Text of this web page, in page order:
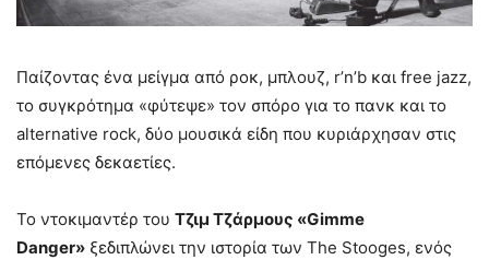
Παίζοντας ένα μείγμα από ροκ, μπλουζ, r’n’b και free jazz,
το συγκρότημα «φύτεψε» τον σπόρο για το πανκ και το
alternative rock, δύο μουσικά είδη που κυριάρχησαν στις
επόμενες δεκαετίες.
Το ντοκιμαντέρ του Τζιμ Τζάρμους «Gimme
Danger» ξεδιπλώνει την ιστορία των The Stooges, ενός